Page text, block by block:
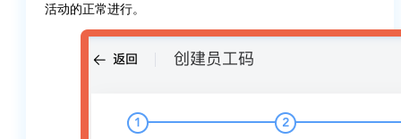
活动的正常进行。